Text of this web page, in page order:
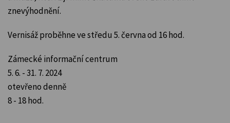
znevýhodnění.
Vernisáž proběhne ve středu 5. června od 16 hod.
Zámecké informační centrum
5. 6. - 31. 7. 2024
otevřeno denně
8 - 18 hod.